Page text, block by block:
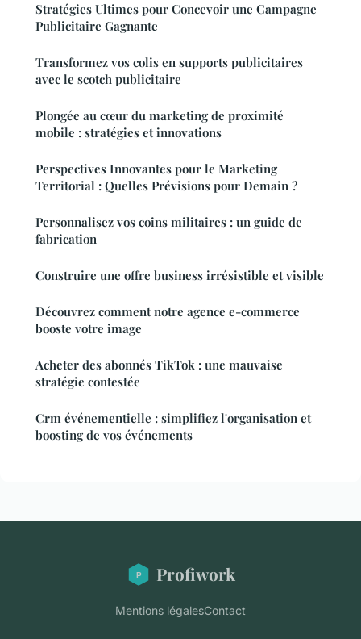
Stratégies Ultimes pour Concevoir une Campagne
Publicitaire Gagnante
Transformez vos colis en supports publicitaires
avec le scotch publicitaire
Plongée au cœur du marketing de proximité
mobile : stratégies et innovations
Perspectives Innovantes pour le Marketing
Territorial : Quelles Prévisions pour Demain ?
Personnalisez vos coins militaires : un guide de
fabrication
Construire une offre business irrésistible et visible
Découvrez comment notre agence e-commerce
booste votre image
Acheter des abonnés TikTok : une mauvaise
stratégie contestée
Crm événementielle : simplifiez l'organisation et
boosting de vos événements
Profiwork
Mentions légalesContact